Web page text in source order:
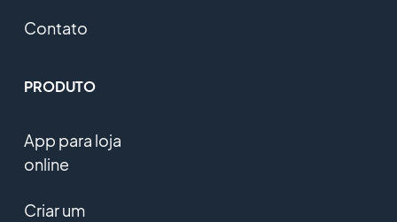
Contato
PRODUTO
App para loja
online
Criar um